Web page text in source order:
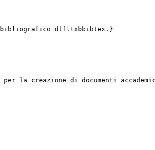
bibliografico dlfltxbbibtex.}
la creazione di documenti